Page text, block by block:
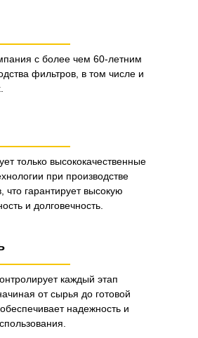
с более чем 60-летним
фильтров, в том числе и
только высококачественные
при производстве
что гарантирует высокую
и долговечность.
каждый этап
от сырья до готовой
надежность и